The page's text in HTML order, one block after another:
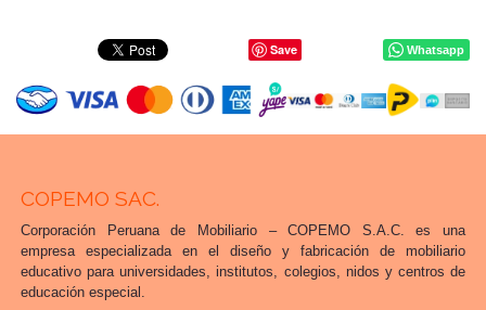
Save Whatsapp
COPEMO SAC.
Corporación Peruana de Mobiliario – COPEMO S.A.C. es una
empresa especializada en el diseño y fabricación de mobiliario
educativo para universidades, institutos, colegios, nidos y centros de
educación especial.